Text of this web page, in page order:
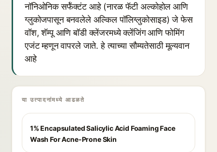
नॉनिओनिक सर्फॅक्टंट आहे (नारळ फॅटी अल्कोहोल आणि
ग्लुकोजपासून बनवलेले अल्किल पॉलिग्लुकोसाइड) जे फेस
वॉश, शॅम्पू आणि बॉडी क्लेंजरमध्ये क्लेंजिंग आणि फोमिंग
एजंट म्हणून वापरले जाते. हे त्याच्या सौम्यतेसाठी मूल्यवान
आहे
या उत्पादनांमध्ये आढळते
1% Encapsulated Salicylic Acid Foaming Face
Wash For Acne-Prone Skin